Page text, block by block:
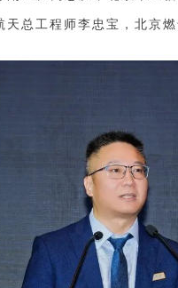
天总工程师李忠宝，北京